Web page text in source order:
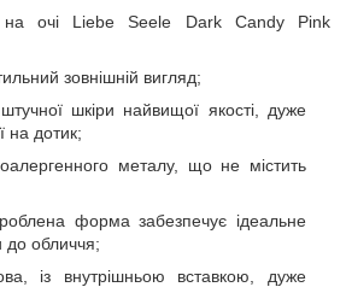
на очі Liebe Seele Dark Candy Pink
зовнішній вигляд;
шкіри найвищої якості, дуже
на дотик;
металу, що не містить
форма забезпечує ідеальне
до обличчя;
із внутрішньою вставкою, дуже